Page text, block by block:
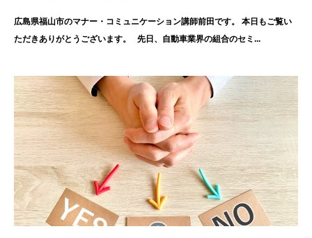
広島県福山市のマナー・コミュニケーション講師前田です。 本日もご覧い
ただきありがとうございます。 先日、自動車業界の組合のセミ...